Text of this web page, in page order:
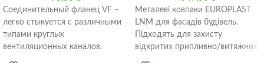
Соединительный фланец VF –
легко стыкуется с различными
типами круглых
вентиляционных каналов.
Металеві ковпаки EUROPLAST
LNM для фасадів будівель.
Підходять для захисту
відкритих припливно/витяжних